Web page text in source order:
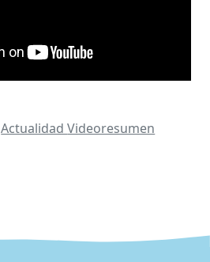
ActualidadVideoresumen